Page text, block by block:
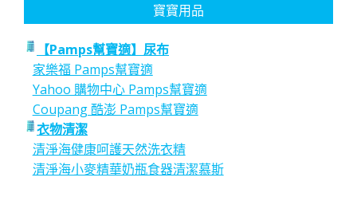
寶寶用品
【Pamps幫寶適】尿布
家樂福 Pamps幫寶適
Yahoo 購物中心 Pamps幫寶適
Coupang 酷澎 Pamps幫寶適
衣物清潔
清淨海健康呵護天然洗衣精
清淨海小麥精華奶瓶食器清潔慕斯